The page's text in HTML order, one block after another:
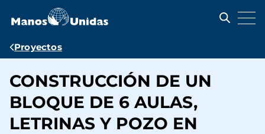
contenido
Ruta
navegación
Proyectos
CONSTRUCCIÓN DE UN
BLOQUE DE 6 AULAS,
LETRINAS Y POZO EN